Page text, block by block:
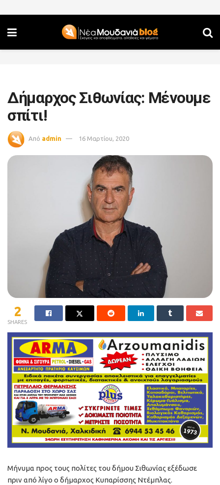
Δήμαρχος Σιθωνίας: Μένουμε
σπίτι!
Από admin 16 Μαρτίου, 2020
2
SHARES
Μήνυμα προς τους πολίτες του δήμου Σιθωνίας εξέδωσε
πριν από λίγο ο δήμαρχος Κυπαρίσσης Ντέμπλας.